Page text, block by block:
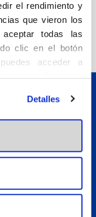
el rendimiento y
que vieron los
todas las
clic en el botón
acceder a
puedes
Detalles
Flor